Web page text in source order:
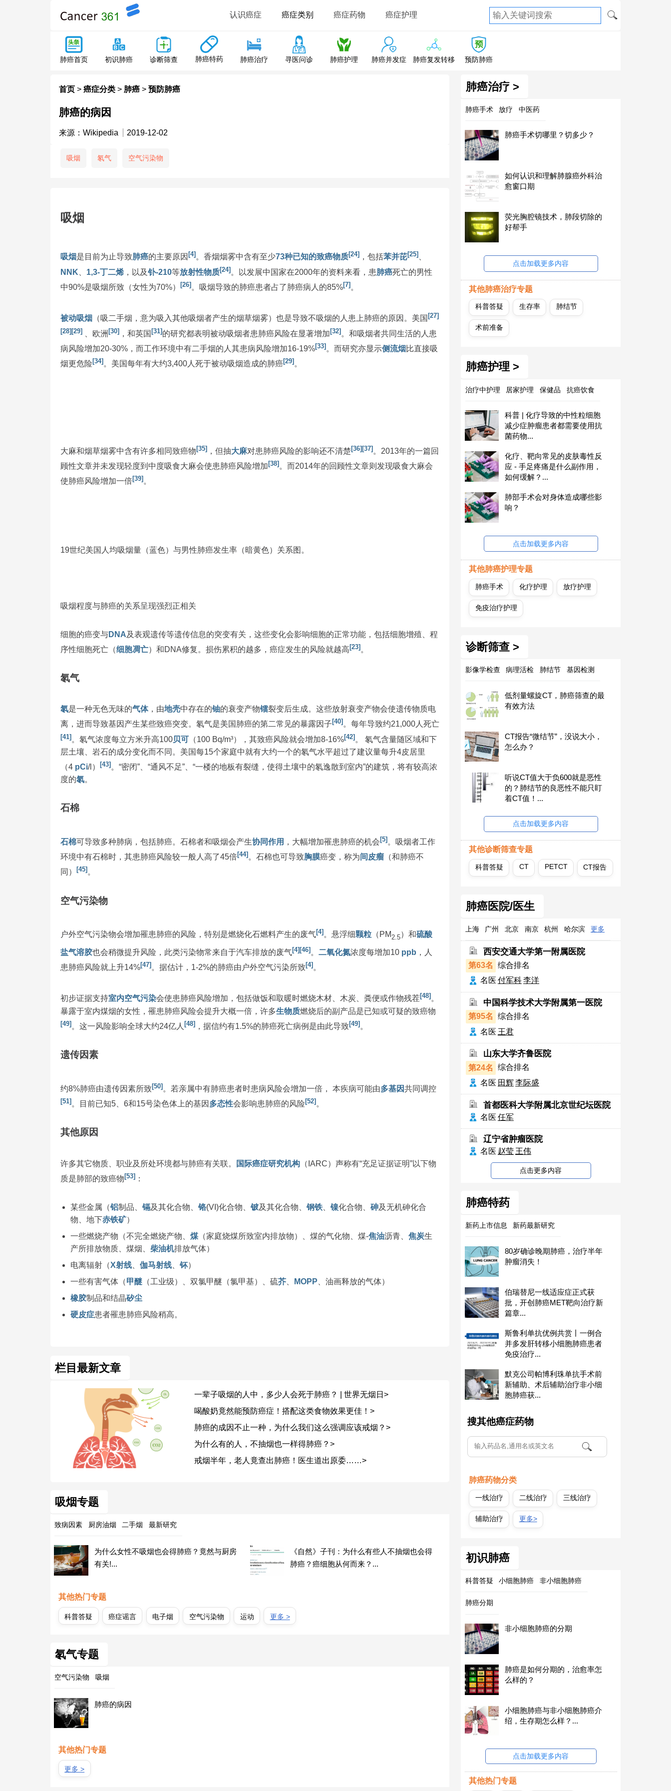
认识癌症 癌症类别 癌症药物 癌症护理
肺癌首页 初识肺癌 诊断筛查 肺癌特药 肺癌治疗 寻医问诊 肺癌护理 肺癌并发症 肺癌复发转移 预防肺癌
首页> 癌症分类> 肺癌> 预防肺癌
肺癌的病因
来源： Wikipedia 2019-12-02
吸烟 氡气 空气污染物
吸烟
吸烟是目前为止导致肺癌的主要原因 [4]。香烟烟雾中含有至少73种已知的致癌物质[24]，包括苯并芘[25]、
NNK
1,3-丁二烯，以及钋-210等放射性物质[24]。以发展中国家在2000年的资料来看，患肺癌死亡的男性
中90%是吸烟所致（女性为70%）
[26]。吸烟导致的肺癌患者占了肺癌病人的85%[7]。
被动吸烟 （吸二手烟，意为吸入其他吸烟者产生的烟草烟雾）也是导致不吸烟的人患上肺癌的原因。美国 [27]
[28][29]、欧洲 [30]，和英国 [31]的研究都表明被动吸烟者患肺癌风险在显著增加[32]。和吸烟者共同生活的人患
病风险增加20-30%，而工作环境中有二手烟的人其患病风险增加16-19%[33]。而研究亦显示侧流烟 比直接吸
烟更危险 [34]。美国每年有大约3,400人死于被动吸烟造成的肺癌[29]。
大麻和烟草烟雾中含有许多相同致癌物[35]，但抽大麻对患肺癌风险的影响还不清楚[36][37]。2013年的一篇回
顾性文章并未发现轻度到中度吸食大麻会使患肺癌风险增加 [38]。而2014年的回顾性文章则发现吸食大麻会
使肺癌风险增加一倍[39]。
19世纪美国人均吸烟量（蓝色）与男性肺癌发生率（暗黄色）关系图。
吸烟程度与肺癌的关系呈现强烈正相关
细胞的癌变与DNA及表观遗传等遗传信息的突变有关，这些变化会影响细胞的正常功能，包括细胞增殖、程
序性细胞死亡（细胞凋亡）和DNA修复。损伤累积的越多，癌症发生的风险就越高[23]。
氡气
氡是一种无色无味的气体，由地壳中存在的铀的衰变产物镭裂变后生成。这些放射衰变产物会使遗传物质电
离，进而导致基因产生某些致癌突变。氡气是美国肺癌的第二常见的暴露因子 [40]。每年导致约21,000人死亡
[41]。氡气浓度每立方米升高100贝可（100 Bq/m³），其致癌风险就会增加8-16%[42]。 氡气含量随区域和下
层土壤、岩石的成分变化而不同。美国每15个家庭中就有大约一个的氡气水平超过了建议量每升4皮居里
（4 pCi/l） [43]。“密闭”、“通风不足”、“一楼的地板有裂缝，使得土壤中的氡逸散到室内”的建筑，将有较高浓
度的氡。
石棉
石棉可导致多种肺病，包括肺癌。石棉者和吸烟会产生协同作用 ，大幅增加罹患肺癌的机会 [5]。吸烟者工作
环境中有石棉时，其患肺癌风险较一般人高了45倍[44]。石棉也可导致胸膜癌变，称为 间皮瘤 （和肺癌不
同）
[45]。
空气污染物
户外空气污染物会增加罹患肺癌的风险，特别是燃烧化石燃料产生的废气[4]。悬浮细颗粒（PM 2.5）和硫酸
盐气溶胶也会稍微提升风险，此类污染物常来自于汽车排放的废气[4] [46]。 二氧化氮浓度每增加10 ppb ，人
患肺癌风险就上升14%[47]。据估计，1-2%的肺癌由户外空气污染所致[4]。
初步证据支持室内空气污染会使患肺癌风险增加，包括做饭和取暖时燃烧木材、木炭、粪便或作物残茬[48]。
暴露于室内煤烟的女性，罹患肺癌风险会提升大概一倍，许多生物质燃烧后的副产品是已知或可疑的致癌物
[49]。这一风险影响全球大约24亿人 [48]，据信约有1.5%的肺癌死亡病例是由此导致[49]。
遗传因素
约8%肺癌由遗传因素所致[50]。若亲属中有肺癌患者时患病风险会增加一倍， 本疾病可能由多基因共同调控
[51]。目前已知5、6和15号染色体上的基因 多态性会影响患肺癌的风险 [52]。
其他原因
许多其它物质、职业及所处环境都与肺癌有关联。 国际癌症研究机构（IARC）声称有“充足证据证明”以下物
质是肺部的致癌物[53]：
某些金属（铝制品、 镉及其化合物、 铬(VI)化合物、 铍及其化合物、 钢铁、 镍化合物、 砷及无机砷化合
物、地下赤铁矿）
一些燃烧产物（不完全燃烧产物、 煤（家庭烧煤所致室内排放物）、煤的气化物、煤-焦油沥青、 焦炭生
产所排放物质、煤烟、 柴油机排放气体）
电离辐射（X射线、 伽马射线、 钚）
一些有害气体（甲醚（工业级）、双氯甲醚（氯甲基）、硫芥、 MOPP 、油画释放的气体）
橡胶制品和结晶矽尘
硬皮症患者罹患肺癌风险稍高。
栏目最新文章
一辈子吸烟的人中，多少人会死于肺癌？ | 世界无烟日>
喝酸奶竟然能预防癌症！搭配这类食物效果更佳！>
肺癌的成因不止一种，为什么我们这么强调应该戒烟？>
为什么有的人，不抽烟也一样得肺癌？>
戒烟半年，老人竟查出肺癌！医生道出原委……>
吸烟专题
致病因素 厨房油烟 二手烟 最新研究
为什么女性不吸烟也会得肺癌？竟然与厨房
有关!...
《自然》子刊：为什么有些人不抽烟也会得
肺癌？癌细胞从何而来？...
其他热门专题
科普答疑 癌症谣言 电子烟 空气污染物 运动 更多 >
氡气专题
空气污染物 吸烟
肺癌的病因
其他热门专题
更多 >
肺癌治疗 >
肺癌手术 放疗 中医药
肺癌手术切哪里？切多少？
如何认识和理解肺腺癌外科治
愈窗口期
荧光胸腔镜技术，肺段切除的
好帮手
点击加载更多内容
其他肺癌治疗专题
科普答疑 生存率 肺结节
术前准备
肺癌护理 >
治疗中护理 居家护理 保健品 抗癌饮食
科普 | 化疗导致的中性粒细胞
减少症肿瘤患者都需要使用抗
菌药物...
化疗、靶向常见的皮肤毒性反
应 - 手足疼痛是什么副作用，
如何缓解？...
肺部手术会对身体造成哪些影
响？
点击加载更多内容
其他肺癌护理专题
肺癌手术 化疗护理 放疗护理
免疫治疗护理
诊断筛查 >
影像学检查 病理活检 肺结节 基因检测
低剂量螺旋CT，肺癌筛查的最
有效方法
CT报告“微结节”，没说大小，
怎么办？
听说CT值大于负600就是恶性
的？肺结节的良恶性不能只盯
着CT值！...
点击加载更多内容
其他诊断筛查专题
科普答疑 CT PETCT CT报告
肺癌医院/医生
上海 广州 北京 南京 杭州 哈尔滨 更多
西安交通大学第一附属医院
第63名
综合排名
名医 付军科李洋
中国科学技术大学附属第一医院
第95名
综合排名
名医 王君
山东大学齐鲁医院
第24名
综合排名
名医 田辉 李际盛
首都医科大学附属北京世纪坛医院
名医 任军
辽宁省肿瘤医院
名医 赵莹 王伟
点击更多内容
肺癌特药
新药上市信息 新药最新研究
80岁确诊晚期肺癌，治疗半年
肿瘤消失！
伯瑞替尼一线适应症正式获
批，开创肺癌MET靶向治疗新
篇章...
斯鲁利单抗优例共赏丨一例合
并多发肝转移小细胞肺癌患者
免疫治疗...
默克公司帕博利珠单抗手术前
新辅助、术后辅助治疗非小细
胞肺癌获...
搜其他癌症药物
肺癌药物分类
一线治疗 二线治疗 三线治疗
辅助治疗 更多>
初识肺癌
科普答疑 小细胞肺癌 非小细胞肺癌
肺癌分期
非小细胞肺癌的分期
肺癌是如何分期的，治愈率怎
么样的？
小细胞肺癌与非小细胞肺癌介
绍，生存期怎么样？...
点击加载更多内容
其他热门专题